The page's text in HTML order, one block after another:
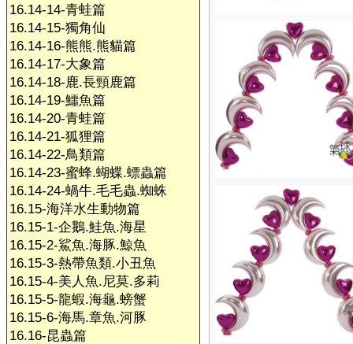
16.14-14-青蛙篇
16.14-15-獨角仙
16.14-16-熊熊.熊貓篇
16.14-17-大象篇
16.14-18-鹿.長頸鹿篇
16.14-19-鱷魚篇
16.14-20-青蛙篇
16.14-21-狐狸篇
16.14-22-鳥類篇
16.14-23-蜜蜂.蝴蝶.螵蟲篇
16.14-24-蝸牛.毛毛蟲.蜘蛛
16.15-海洋水生動物篇
16.15-1-企鵝.鮭魚.海星
16.15-2-鯊魚.海豚.鯨魚
16.15-3-熱帶魚類.小丑魚
16.15-4-美人魚.尼莫.多莉
16.15-5-龍蝦.海龜.螃蟹
16.15-6-海馬.章魚.河豚
16.16-昆蟲篇